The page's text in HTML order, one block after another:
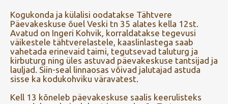
Kogukonda ja külalisi oodatakse Tähtvere
Päevakeskuse õuel Veski tn 35 alates kella 12st.
Avatud on Ingeri Kohvik, korraldatakse tegevusi
väikestele tähtverelastele, kaaslinlastega saab
vahetada erinevaid taimi, tegutsevad taluturg ja
kirbuturg ning üles astuvad päevakeskuse tantsijad ja
lauljad. Siin-seal linnaosas võivad jalutajad astuda
sisse ka kodukohviku väravatest.
Kell 13 kõneleb päevakeskuse saalis keerulisteks